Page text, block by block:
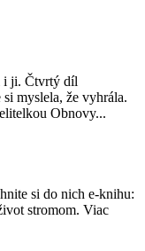
i ji. Čtvrtý díl
si myslela, že vyhrála.
Obnovy...
si do nich e-knihu:
stromom. Viac